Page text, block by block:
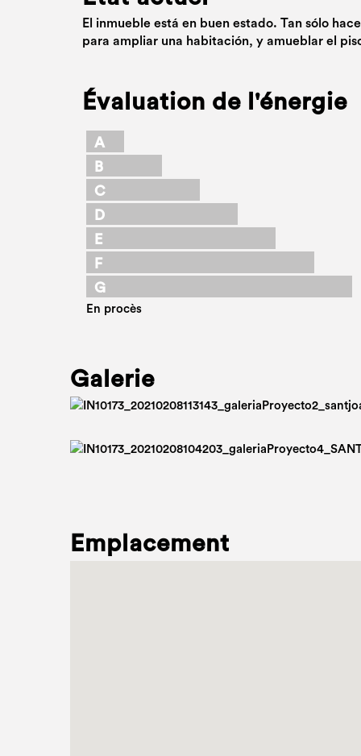
El inmueble está en buen estado. Tan sólo
para ampliar una habitación, y amueblar el
Évaluation de l'énergie
A
B
C
D
E
F
G
En procès
Galerie
Emplacement